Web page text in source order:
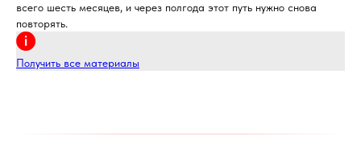
всего шесть месяцев, и через полгода этот путь нужно снова
повторять.
Получить все материалы